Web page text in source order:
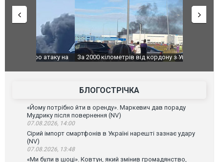
За 2000 кілометрів від кордону з Україною: в
Єкатеринбурзі після атаки дронів загорівся
склад Wildberries. ФОТО. ВІДЕО
В
БЛОГОСТРІЧКА
«Йому потрібно йти в оренду». Маркевич дав пораду
Мудрику після повернення (NV)
07.08.2026, 14:00
Сірий імпорт смартфонів в Україні нарешті зазнає удару
(NV)
07.08.2026, 13:48
«Ми були в шоці». Ковтун, який змінив громадянство,